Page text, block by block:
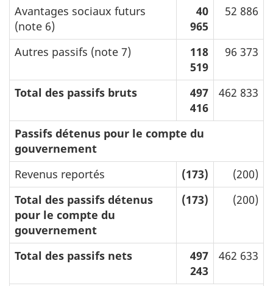
Avantages sociaux futurs
(note 6)
40
965
52 886
Autres passifs (note 7)
118
519
96 373
Total des passifs bruts
497
416
462 833
Passifs détenus pour le compte du
gouvernement
Revenus reportés
(173)
(200)
Total des passifs détenus
pour le compte du
gouvernement
(173) (200)
Total des passifs nets
497
243
462 633